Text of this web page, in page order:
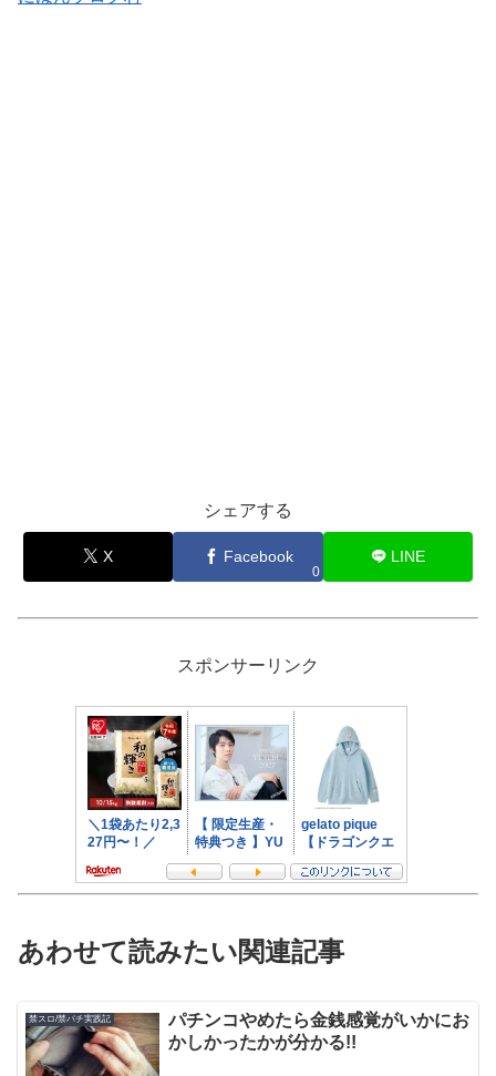
シェアする
X Facebook
0
LINE
スポンサーリンク
あわせて読みたい関連記事
禁スロ/禁パチ実践記
パチンコやめたら金銭感覚がいかにお
かしかったかが分かる!!